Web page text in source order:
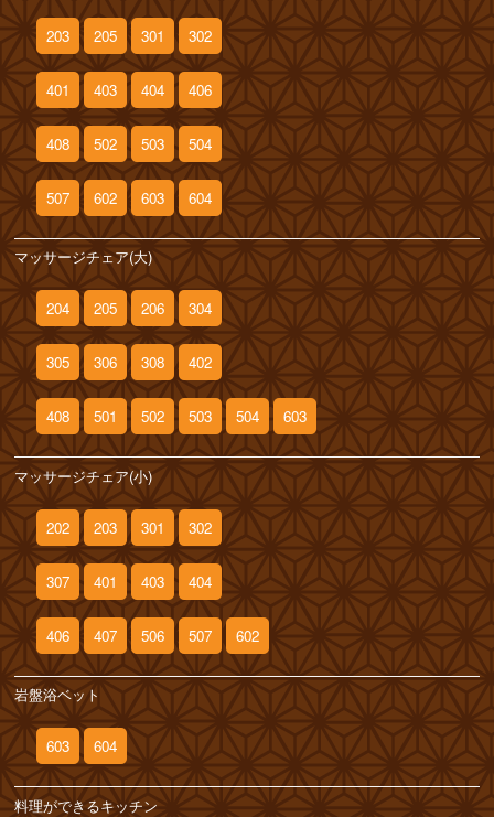
203 205 301 302
401 403 404 406
408 502 503 504
507 602 603 604
マッサージチェア(大)
204 205 206 304
305 306 308 402
408 501 502 503 504 603
マッサージチェア(小)
202 203 301 302
307 401 403 404
406 407 506 507 602
岩盤浴ベット
603 604
料理ができるキッチン